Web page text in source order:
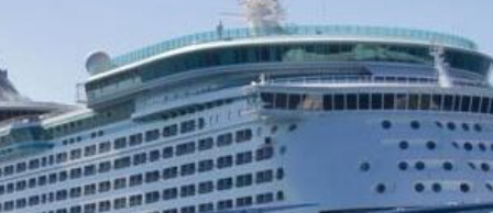
εγγραφής στο Newsletter του Dealistas.grΕπικοινωνία